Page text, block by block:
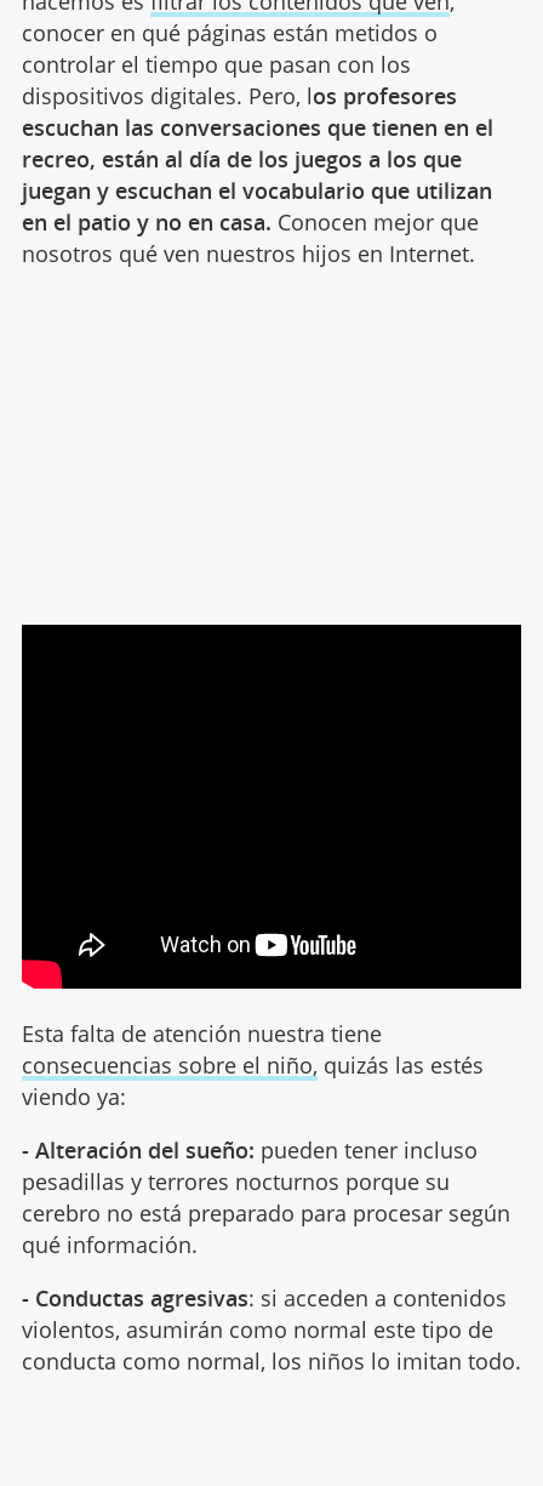
conocer en qué páginas están metidos o
controlar el tiempo que pasan con los
dispositivos digitales. Pero, los profesores
escuchan las conversaciones que tienen en el
recreo, están al día de los juegos a los que
juegan y escuchan el vocabulario que utilizan
en el patio y no en casa. Conocen mejor que
nosotros qué ven nuestros hijos en Internet.
Esta falta de atención nuestra tiene
consecuencias sobre el niño, quizás las estés
viendo ya:
- Alteración del sueño: pueden tener incluso
pesadillas y terrores nocturnos porque su
cerebro no está preparado para procesar según
qué información.
- Conductas agresivas: si acceden a contenidos
violentos, asumirán como normal este tipo de
conducta como normal, los niños lo imitan todo.